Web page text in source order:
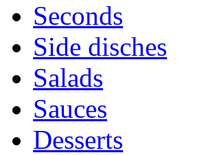
Seconds
Side disches
Salads
Sauces
Desserts